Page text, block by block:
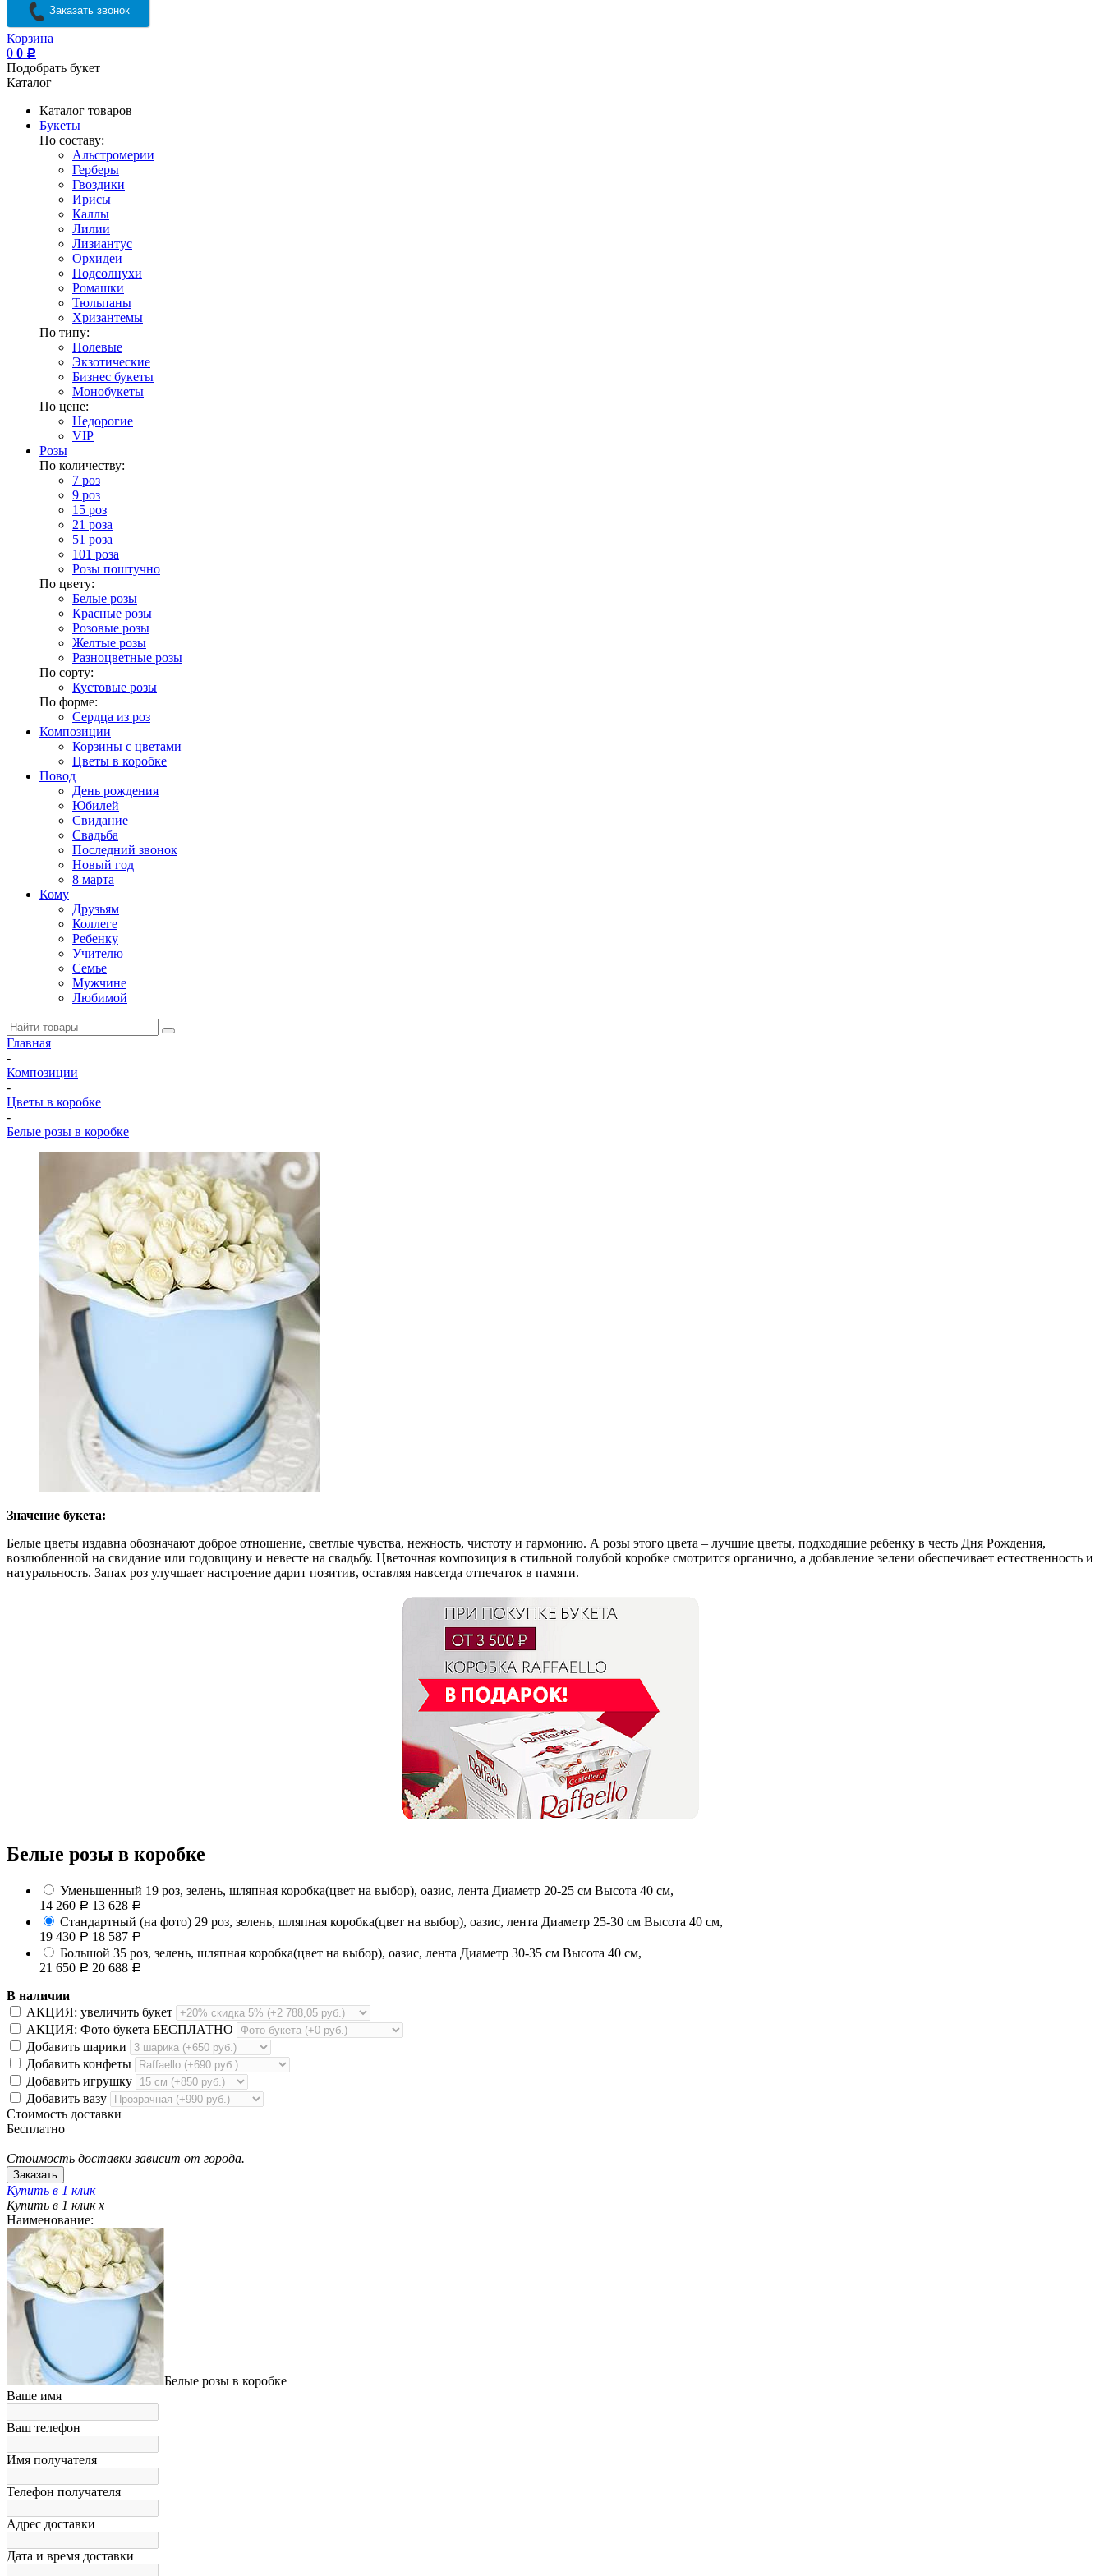
Заказать звонок
Корзина
0 0 Р
Подобрать букет
Каталог
Каталог товаров
Букеты
По составу:
Альстромерии
Герберы
Гвоздики
Ирисы
Каллы
Лилии
Лизиантус
Орхидеи
Подсолнухи
Ромашки
Тюльпаны
Хризантемы
По типу:
Полевые
Экзотические
Бизнес букеты
Монобукеты
По цене:
Недорогие
VIP
Розы
По количеству:
7 роз
9 роз
15 роз
21 роза
51 роза
101 роза
Розы поштучно
По цвету:
Белые розы
Красные розы
Розовые розы
Желтые розы
Разноцветные розы
По сорту:
Кустовые розы
По форме:
Сердца из роз
Композиции
Корзины с цветами
Цветы в коробке
Повод
День рождения
Юбилей
Свидание
Свадьба
Последний звонок
Новый год
8 марта
Кому
Друзьям
Коллеге
Ребенку
Учителю
Семье
Мужчине
Любимой
Главная
-
Композиции
-
Цветы в коробке
-
Белые розы в коробке
Значение букета:
Белые цветы издавна обозначают доброе отношение, светлые чувства, нежность, чистоту и гармонию. А розы этого цвета – лучшие цветы, подходящие ребенку в честь Дня Рождения,
возлюбленной на свидание или годовщину и невесте на свадьбу. Цветочная композиция в стильной голубой коробке смотрится органично, а добавление зелени обеспечивает естественность и
натуральность. Запах роз улучшает настроение дарит позитив, оставляя навсегда отпечаток в памяти.
Белые розы в коробке
Уменьшенный 19 роз, зелень, шляпная коробка(цвет на выбор), оазис, лента Диаметр 20-25 см Высота 40 см,
14 260 Р 13 628 Р
Стандартный (на фото) 29 роз, зелень, шляпная коробка(цвет на выбор), оазис, лента Диаметр 25-30 см Высота 40 см,
19 430 Р 18 587 Р
Большой 35 роз, зелень, шляпная коробка(цвет на выбор), оазис, лента Диаметр 30-35 см Высота 40 см,
21 650 Р 20 688 Р
В наличии
АКЦИЯ: увеличить букет
АКЦИЯ: Фото букета БЕСПЛАТНО
Добавить шарики
Добавить конфеты
Добавить игрушку
Добавить вазу
Стоимость доставки
Бесплатно
Стоимость доставки зависит от города.
Купить в 1 клик
Купить в 1 клик x
Наименование:
Белые розы в коробке
Ваше имя
Ваш телефон
Имя получателя
Телефон получателя
Адрес доставки
Дата и время доставки